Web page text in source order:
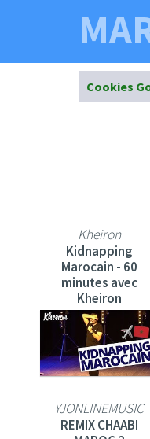
Cookies
Kheiron
Kidnapping
Marocain - 60
minutes avec
Kheiron
YJONLINEMUSIC
REMIX CHAABI